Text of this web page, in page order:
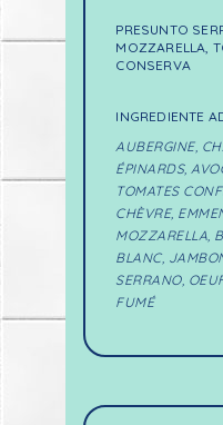
PRESUNTO
MOZZARELLA,
CONSERVA
INGREDIENTE
AUBERGINE,
ÉPINARDS,
TOMATES
CHÈVRE,
MOZZARELLA,
BLANC,
SERRANO,
FUMÉ